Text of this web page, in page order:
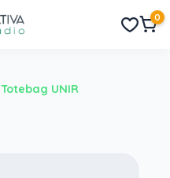
0
Totebag UNIR